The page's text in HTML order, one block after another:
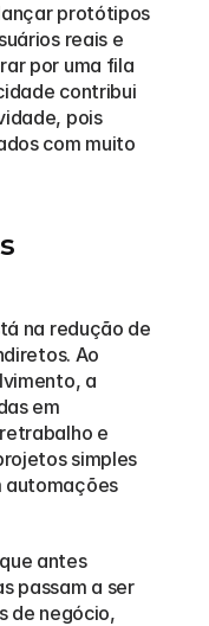
protótipos
reais e
por uma fila
contribui
pois
com muito
na redução de
Ao
a
em
e
simples
automações
antes
passam a ser
de negócio,